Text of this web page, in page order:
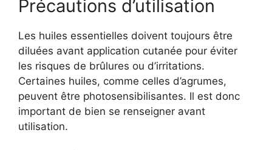
Précautions d’utilisation
Les huiles essentielles doivent toujours être
diluées avant application cutanée pour éviter
les risques de brûlures ou d’irritations.
Certaines huiles, comme celles d’agrumes,
peuvent être photosensibilisantes. Il est donc
important de bien se renseigner avant
utilisation.